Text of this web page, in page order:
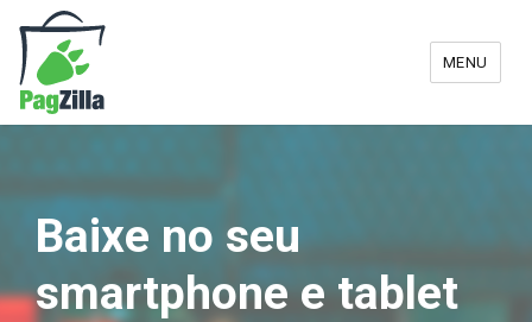
MENU
Baixe no seu
smartphone e tablet